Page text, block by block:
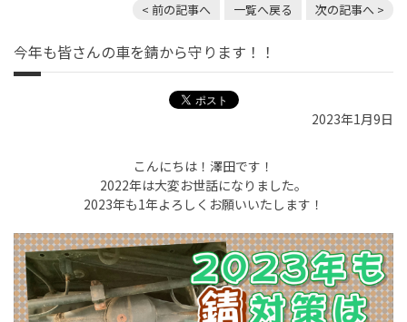
< 前の記事へ 一覧へ戻る 次の記事へ >
今年も皆さんの車を錆から守ります！！
2023年1月9日
こんにちは！澤田です！
2022年は大変お世話になりました。
2023年も1年よろしくお願いいたします！